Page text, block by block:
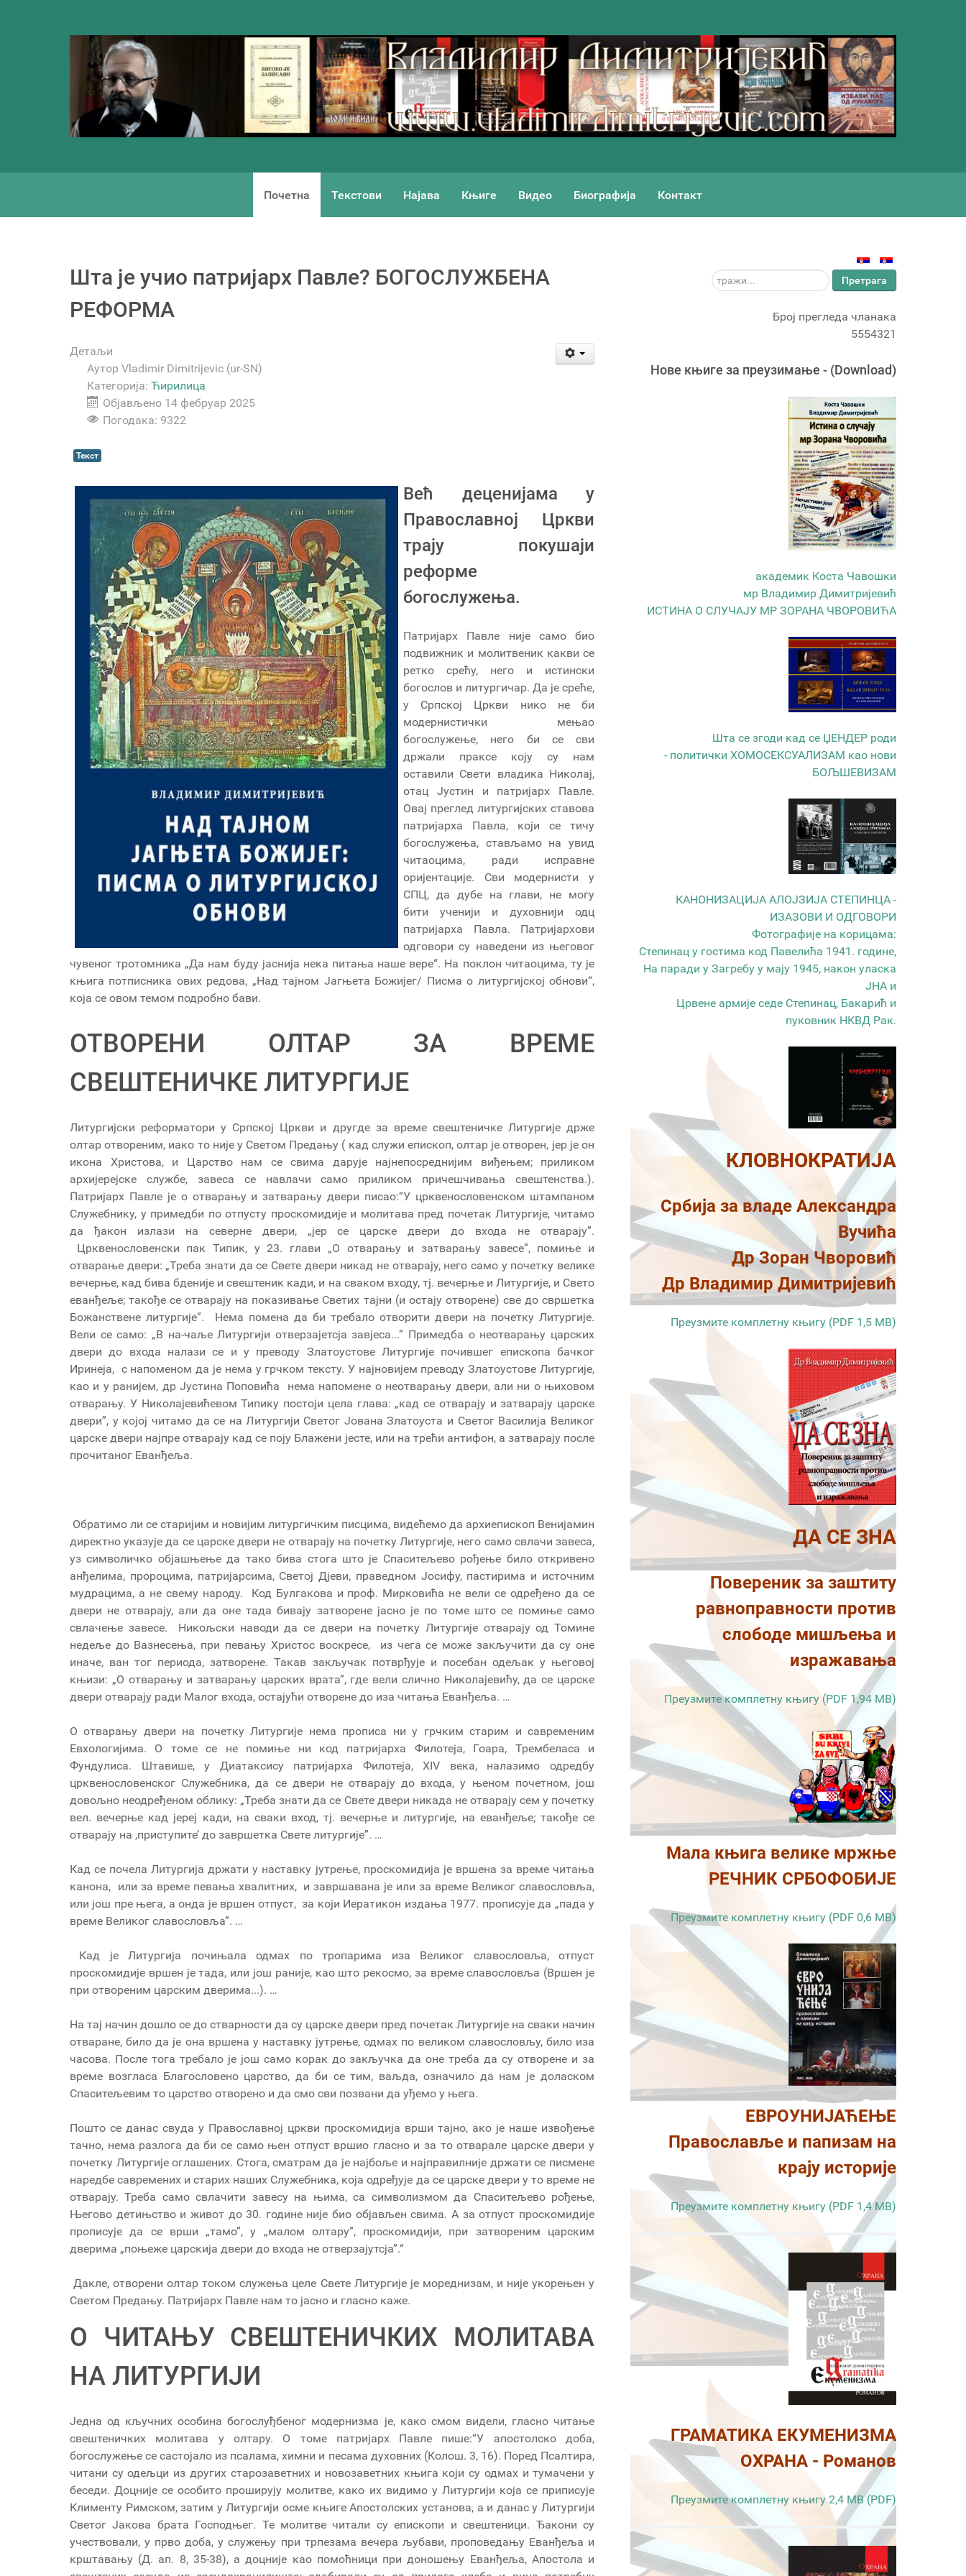
Почетна Текстови Најава Књиге Видео Биографија Контакт
Шта је учио патријарх Павле? БОГОСЛУЖБЕНА
РЕФОРМА
Детаљи
Аутор Vladimir Dimitrijevic (ur-SN)
Категорија: Ћирилица
Објављено 14 фебруар 2025
Погодака: 9322
Текст
Већ деценијама у
Православној Цркви
трају покушаји
реформе
богослужења.
Патријарх Павле није само био
подвижник и молитвеник какви се
ретко срећу, него и истински
богослов и литургичар. Да је среће,
у Српској Цркви нико не би
модернистички мењао
богослужење, него би се сви
држали праксе коју су нам
оставили Свети владика Николај,
отац Јустин и патријарх Павле.
Овај преглед литургијских ставова
патријарха Павла, који се тичу
богослужења, стављамо на увид
читаоцима, ради исправне
оријентације. Сви модернисти у
СПЦ, да дубе на глави, не могу
бити ученији и духовнији одц
патријарха Павла. Патријархови
одговори су наведени из његовог
чувеног тротомника „Да нам буду јаснија нека питања наше вере“. На поклон читаоцима, ту је
књига потписника ових редова, „Над тајном Јагњета Божијег/ Писма о литургијској обнови“,
која се овом темом подробно бави.
ОТВОРЕНИ ОЛТАР ЗА ВРЕМЕ
СВЕШТЕНИЧКЕ ЛИТУРГИЈЕ
Литургијски реформатори у Српској Цркви и другде за време свештеничке Литургије држе
олтар отвореним, иако то није у Светом Предању ( кад служи епископ, олтар је отворен, јер је он
икона Христова, и Царство нам се свима дарује најнепосреднијим виђењем; приликом
архијерејске службе, завеса се навлачи само приликом причешчивања свештенства.).
Патријарх Павле је о отварању и затварању двери писао:“У црквенословенском штампаном
Служебнику, у примедби по отпусту проскомидије и молитава пред почетак Литургије, читамо
да ђакон излази на северне двери, „јер се царске двери до входа не отварају”.
Црквенословенски пак Типик, у 23. глави „О отварању и затварању завесе”, помиње и
отварање двери: „Треба знати да се Свете двери никад не отварају, него само у почетку велике
вечерње, кад бива бденије и свештеник кади, и на сваком входу, тј. вечерње и Литургије, и Свето
еванђеље; такође се отварају на показивање Светих тајни (и остају отворене) све до свршетка
Божанствене литургије”. Нема помена да би требало отворити двери на почетку Литургије.
Вели се само: „В на-чаље Литургији отверзајетсја завјеса...” Примедба о неотварању царских
двери до входа налази се и у преводу Златоустове Литургије почившег епископа бачког
Иринеја, с напоменом да је нема у грчком тексту. У најновијем преводу Златоустове Литургије,
као и у ранијем, др Јустина Поповића нема напомене о неотварању двери, али ни о њиховом
отварању. У Николајевићевом Типику постоји цела глава: „кад се отварају и затварају царске
двери”, у којој читамо да се на Литургији Светог Јована Златоуста и Светог Василија Великог
царске двери најпре отварају кад се поју Блажени јесте, или на трећи антифон, а затварају после
прочитаног Еванђеља.
Обратимо ли се старијим и новијим литургичким писцима, видећемо да архиепископ Венијамин
директно указује да се царске двери не отварају на почетку Литургије, него само свлачи завеса,
уз символичко објашњење да тако бива стога што је Спаситељево рођење било откривено
анђелима, пророцима, патријарсима, Светој Дјеви, праведном Јосифу, пастирима и источним
мудрацима, а не свему народу. Код Булгакова и проф. Мирковића не вели се одређено да се
двери не отварају, али да оне тада бивају затворене јасно је по томе што се помиње само
свлачење завесе. Никољски наводи да се двери на почетку Литургије отварају од Томине
недеље до Вазнесења, при певању Христос воскресе, из чега се може закључити да су оне
иначе, ван тог периода, затворене. Такав закључак потврђује и посебан одељак у његовој
књизи: „О отварању и затварању царских врата”, где вели слично Николајевићу, да се царске
двери отварају ради Малог входа, остајући отворене до иза читања Еванђеља. …
О отварању двери на почетку Литургије нема прописа ни у грчким старим и савременим
Евхологијима. О томе се не помиње ни код патријарха Филотеја, Гоара, Трембеласа и
Фундулиса. Штавише, у Диатаксису патријарха Филотеја, XIV века, налазимо одредбу
црквенословенског Служебника, да се двери не отварају до входа, у њеном почетном, још
довољно неодређеном облику: „Треба знати да се Свете двери никада не отварају сем у почетку
вел. вечерње кад јереј кади, на сваки вход, тј. вечерње и литургије, на еванђеље; такође се
отварају на ,приступите’ до завршетка Свете литургије”. …
Кад се почела Литургија држати у наставку јутрење, проскомидија је вршена за време читања
канона, или за време певања хвалитних, и завршавана је или за време Великог славословља,
или још пре њега, а онда је вршен отпуст, за који Иератикон издања 1977. прописује да „пада у
време Великог славословља”. …
Кад је Литургија почињала одмах по тропарима иза Великог славословља, отпуст
проскомидије вршен је тада, или још раније, као што рекосмо, за време славословља (Вршен је
при отвореним царским дверима...). …
На тај начин дошло се до стварности да су царске двери пред почетак Литургије на сваки начин
отваране, било да је она вршена у наставку јутрење, одмах по великом славословљу, било иза
часова. После тога требало је још само корак до закључка да оне треба да су отворене и за
време возгласа Благословено царство, да би се тим, ваљда, означило да нам је доласком
Спаситељевим то царство отворено и да смо сви позвани да уђемо у њега.
Пошто се данас свуда у Православној цркви проскомидија врши тајно, ако је наше извођење
тачно, нема разлога да би се само њен отпуст вршио гласно и за то отварале царске двери у
почетку Литургије оглашених. Стога, сматрам да је најбоље и најправилније држати се писмене
наредбе савремених и старих наших Служебника, која одређује да се царске двери у то време не
отварају. Треба само свлачити завесу на њима, са символизмом да Спаситељево рођење,
Његово детињство и живот до 30. године није био објављен свима. А за отпуст проскомидије
прописује да се врши „тамо”, у „малом олтару”, проскомидији, при затвореним царским
дверима „поњеже царскија двери до входа не отверзајутсја”.“
Дакле, отворени олтар током служења целе Свете Литургије је мореднизам, и није укорењен у
Светом Предању. Патријарх Павле нам то јасно и гласно каже.
О ЧИТАЊУ СВЕШТЕНИЧКИХ МОЛИТАВА
НА ЛИТУРГИЈИ
Једна од кључних особина богослуђбеног модернизма је, како смом видели, гласно читање
свештеничких молитава у олтару. О томе патријарх Павле пише:“У апостолско доба,
богослужење се састојало из псалама, химни и песама духовних (Колош. 3, 16). Поред Псалтира,
читани су одељци из других старозаветних и новозаветних књига који су одмах и тумачени у
беседи. Доцније се особито проширују молитве, како их видимо у Литургији која се приписује
Клименту Римском, затим у Литургији осме књиге Апостолских установа, а и данас у Литургији
Светог Јакова брата Господњег. Те молитве читали су епископи и свештеници. Ђакони су
учествовали, у прво доба, у служењу при трпезама вечера љубави, проповедању Еванђеља и
крштавању (Д. ап. 8, 35-38), а доцније као помоћници при доношењу Еванђеља, Апостола и
тражи... Претрага
Број прегледа чланака
5554321
Новe књигe за преузимање - (Download)
академик Коста Чавошки
мр Владимир Димитријевић
ИСТИНА О СЛУЧАЈУ МР ЗОРАНА ЧВОРОВИЋА
Шта се згоди кад се ЏЕНДЕР роди
- политички ХОМОСЕКСУАЛИЗАМ као нови
БОЉШЕВИЗАМ
КАНОНИЗАЦИЈА АЛОЈЗИЈА СТЕПИНЦА -
ИЗАЗОВИ И ОДГОВОРИ
Фотографије на корицама:
Степинац у гостима код Павелића 1941. године,
На паради у Загребу у мају 1945, након уласка
ЈНА и
Црвене армије седе Степинац, Бакарић и
пуковник НКВД Рак.
КЛОВНОКРАТИЈА
Србија за владе Александра
Вучића
Др Зоран Чворовић
Др Владимир Димитријевић
Преузмите комплетну књигу (PDF 1,5 MB)
ДА СЕ ЗНА
Повереник за заштиту
равноправности против
слободе мишљења и
изражавања
Преузмите комплетну књигу (PDF 1,94 MB)
Мала књига велике мржње
РЕЧНИК СРБОФОБИЈЕ
Преузмите комплетну књигу (PDF 0,6 MB)
ЕВРОУНИЈАЋЕЊЕ
Православље и папизам на
крају историје
Преузмите комплетну књигу (PDF 1,4 MB)
ГРАМАТИКА ЕКУМЕНИЗМА
ОХРАНА - Романов
Преузмите комплетну књигу 2,4 MB (PDF)